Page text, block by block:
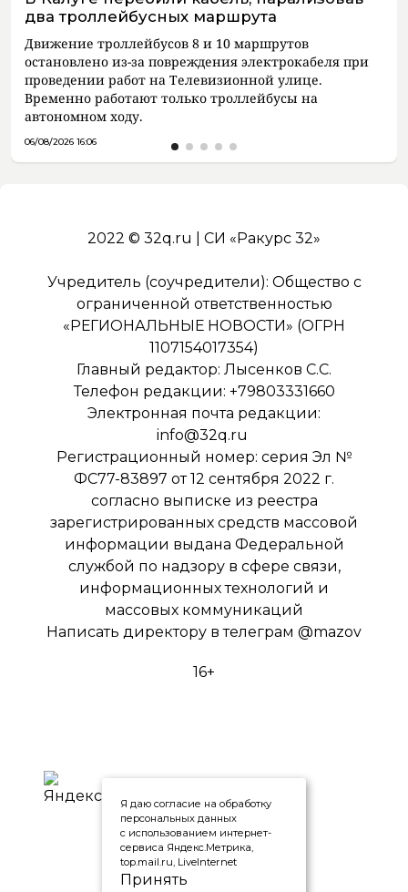
два троллейбусных маршрута
Движение троллейбусов 8 и 10 маршрутов
остановлено из-за повреждения электрокабеля при
проведении работ на Телевизионной улице.
Временно работают только троллейбусы на
автономном ходу.
06/08/2026 16:06
2022 © 32q.ru | СИ «Ракурс 32»
Учредитель (соучредители): Общество с
ограниченной ответственностью
«РЕГИОНАЛЬНЫЕ НОВОСТИ» (ОГРН
1107154017354)
Главный редактор: Лысенков С.С.
Телефон редакции: +79803331660
Электронная почта редакции:
info@32q.ru
Регистрационный номер: серия Эл №
ФС77-83897 от 12 сентября 2022 г.
согласно выписке из реестра
зарегистрированных средств массовой
информации выдана Федеральной
службой по надзору в сфере связи,
информационных технологий и
массовых коммуникаций
Написать директору в телеграм @mazov
16+
Я даю согласие на обработку
персональных данных
с использованием интернет-
сервиса Яндекс.Метрика,
top.mail.ru, LiveInternet
Принять